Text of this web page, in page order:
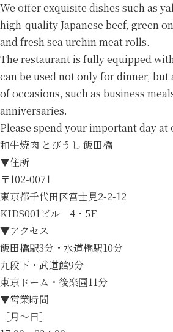
We offer exquisite dishes such as
high-quality Japanese beef, green
and fresh sea urchin meat rolls.
The restaurant is fully equipped
can be used not only for dinner, but
of occasions, such as business
anniversaries.
Please spend your important day at
和牛焼肉 とびうし 飯田橋
▼住所
〒102-0071
東京都千代田区富士見2-2-12
KIDS001ビル 4・5F
▼アクセス
飯田橋駅3分・水道橋駅10分
九段下・武道館9分
東京ドーム・後楽園11分
▼営業時間
［月～日］